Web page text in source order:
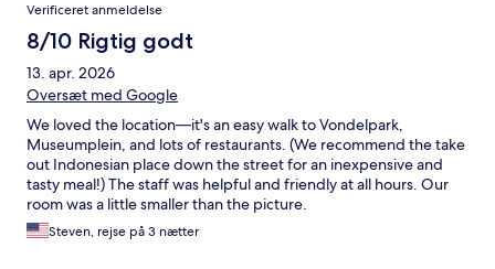
Verificeret anmeldelse
8/10 Rigtig godt
13. apr. 2026
Oversæt med Google
We loved the location—it's an easy walk to Vondelpark,
Museumplein, and lots of restaurants. (We recommend the take
out Indonesian place down the street for an inexpensive and
tasty meal!) The staff was helpful and friendly at all hours. Our
room was a little smaller than the picture.
Steven, rejse på 3 nætter